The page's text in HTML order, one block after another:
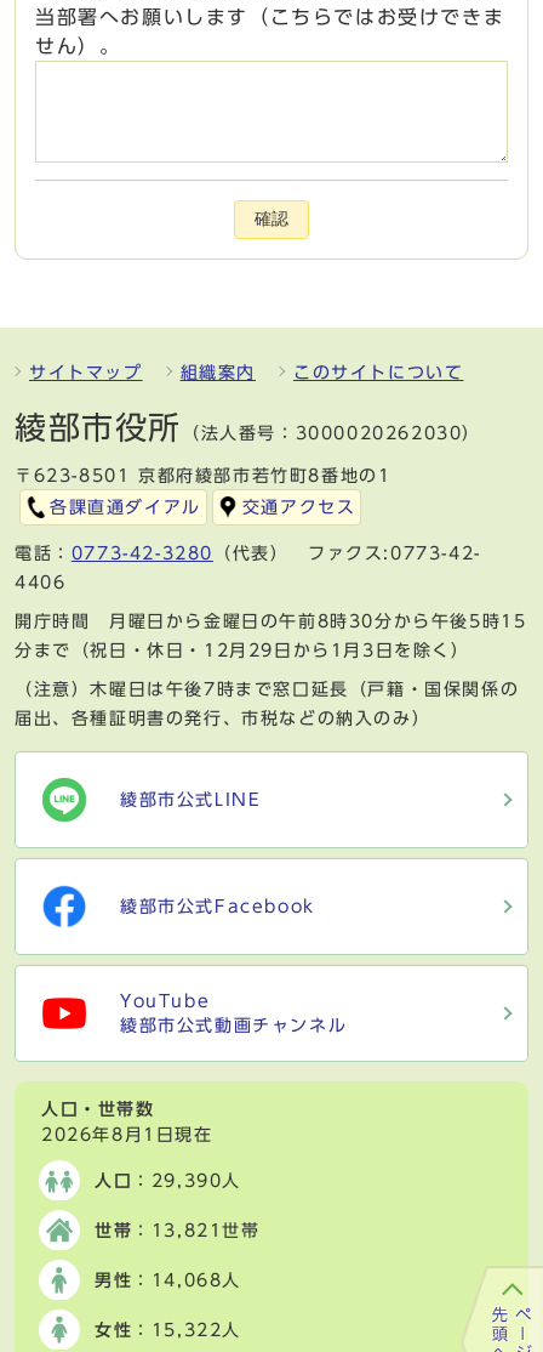
当部署へお願いします（こちらではお受けできま
せん）。
確認
サイトマップ 組織案内 このサイトについて
綾部市役所 （法人番号：3000020262030）
〒623-8501 京都府綾部市若竹町8番地の1
各課直通ダイアル
交通アクセス
電話： 0773-42-3280
（代表） ファクス:0773-42-
4406
開庁時間 月曜日から金曜日の午前8時30分から午後5時15
分まで（祝日・休日・12月29日から1月3日を除く）
（注意）木曜日は午後7時まで窓口延長（戸籍・国保関係の
届出、各種証明書の発行、市税などの納入のみ）
綾部市公式LINE
綾部市公式Facebook
YouTube
綾部市公式動画チャンネル
人口・世帯数
2026年8月1日現在
人口 ：29,390人
世帯 ：13,821世帯
男性 ：14,068人
女性 ：15,322人